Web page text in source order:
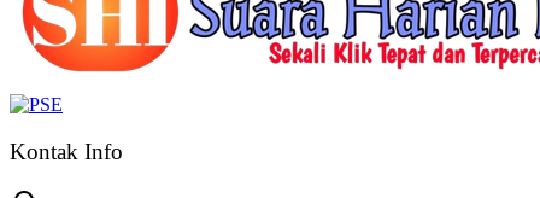
Kontak Info